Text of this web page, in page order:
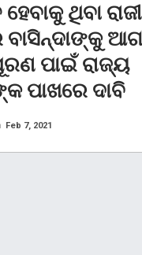
ଥିବା
ବାସିନ୍ଦାଙ୍କୁ
ପାଇଁ ରାଜ୍ୟ
ପାଖରେ ଦାବି
Feb 7, 2021